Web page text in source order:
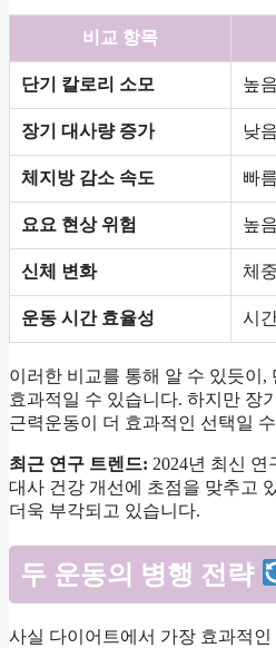
비교 항목
단기 칼로리 소모 높
장기 대사량 증가 낮음
체지방 감소 속도 빠
요요 현상 위험 높
신체 변화 체
운동 시간 효율성 시
이러한 비교를 통해 알 수 있듯이,
효과적일 수 있습니다. 하지만 장
근력운동이 더 효과적인 선택일
최근 연구 트렌드: 2024년 최신
대사 건강 개선에 초점을 맞추고
더욱 부각되고 있습니다.
두 운동의 병행 전략
사실 다이어트에서 가장 효과적